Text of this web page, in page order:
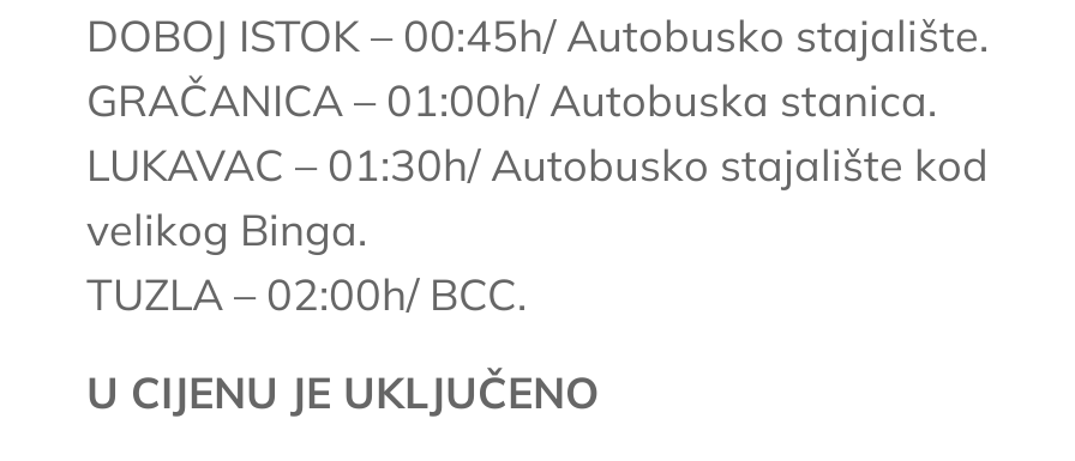
DOBOJ ISTOK – 00:45h/ Autobusko stajalište.
GRAČANICA – 01:00h/ Autobuska stanica.
LUKAVAC – 01:30h/ Autobusko stajalište kod
velikog Binga.
TUZLA – 02:00h/ BCC.
U CIJENU JE UKLJUČENO